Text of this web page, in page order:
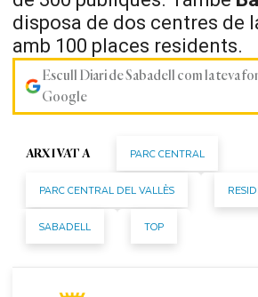
disposa de dos centres de
amb 100 places residents.
Escull Diari de Sabadell com la teva
Google
ARXIVAT A PARC CENTRAL
PARC CENTRAL DEL VALLÈS
SABADELL TOP